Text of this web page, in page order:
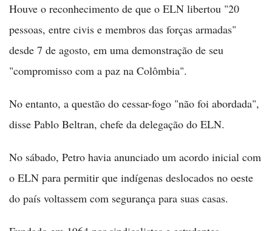
Houve o reconhecimento de que o ELN libertou "20
pessoas, entre civis e membros das forças armadas"
desde 7 de agosto, em uma demonstração de seu
"compromisso com a paz na Colômbia".
No entanto, a questão do cessar-fogo "não foi abordada",
disse Pablo Beltran, chefe da delegação do ELN.
No sábado, Petro havia anunciado um acordo inicial com
o ELN para permitir que indígenas deslocados no oeste
do país voltassem com segurança para suas casas.